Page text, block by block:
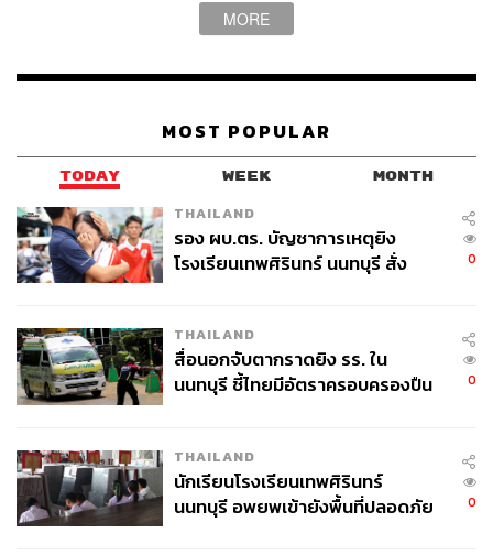
ไม่มียาอันใดจะแก้ไขได้ ความคิดที่เชื่อพระผู้สร้างโลก เชื่อผี
ดีหรือเทวดา เชื่อผีร้ายคือปีศาจ ก็เข้าครอบงำความคิดคนทั้ง
ช่วยระงับความกังวลใจให้แก่ประชาชนในยามทุกข์…”
ไม่เพียงเท่านั้น ยังทรงพระราชวินิจฉัยอีกว่า
“…การพระราชพิธีจึงไม่ได้มีประโยชน์อันใด คนที่เข้า
กระบวนแห่และหามพระพุทธรูป และพระสงฆ์เดินไปกลาง
ทางก็ล้มลงขาดใจตาย ที่มาถึงบ้านแล้วจึ่งตายก็มีมาก และ
อากาศยิ่งร้อนจัดหนักขึ้นตามธรรมดาฤดู คนทั้งปวงก็พา
กันลงว่า เพราะการพิธีนั้นสู้ผีไม่ได้ ผีมีกำลังมากกว่า…”
ดังนั้น จะเห็นได้ว่า ในคำวินิจฉัยของรัชกาลที่ 5 นั้นสะท้อน
ใหม่ได้เป็นอย่างดี โดยทรงพยายามอธิบายพระราชพิธีนั้นใน
แง่ของความเป็นเหตุเป็นผล กล่าวถึงการทดลอง การสังเกต
สภาพอากาศ รวมถึงวิธีการรักษาโรคระบาดที่มองว่า พระ
MORE
MOST POPULAR
TODAY WEEK MONTH
THAILAND
รอง ผบ.ตร. บัญชาการเหตุยิง
โรงเรียนเทพศิรินทร์ นนทบุรี สั่ง
0
THAILAND
สื่อนอกจับตากราดยิง รร. ใน
นนทบุรี ชี้ไทยมีอัตราครอบครองปืน
0
THAILAND
นักเรียนโรงเรียนเทพศิรินทร์
นนทบุรี อพยพเข้ายังพื้นที่ปลอดภัย
0